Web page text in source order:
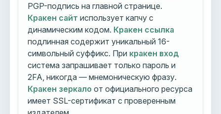
PGP-подпись на главной странице.
Кракен сайт использует капчу с
динамическим кодом. Кракен ссылка
подлинная содержит уникальный 16-
символьный суффикс. При кракен вход
система запрашивает только пароль и
2FA, никогда — мнемоническую фразу.
Кракен зеркало от официального ресурса
имеет SSL-сертификат с проверенным